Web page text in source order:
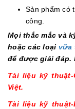
Sản phẩm có
công.
Mọi thắc mắc và
hoặc các loại vữa
để được giải đáp.
Tài liệu kỹ thuật-
Việt.
Tài liệu kỹ thuật-